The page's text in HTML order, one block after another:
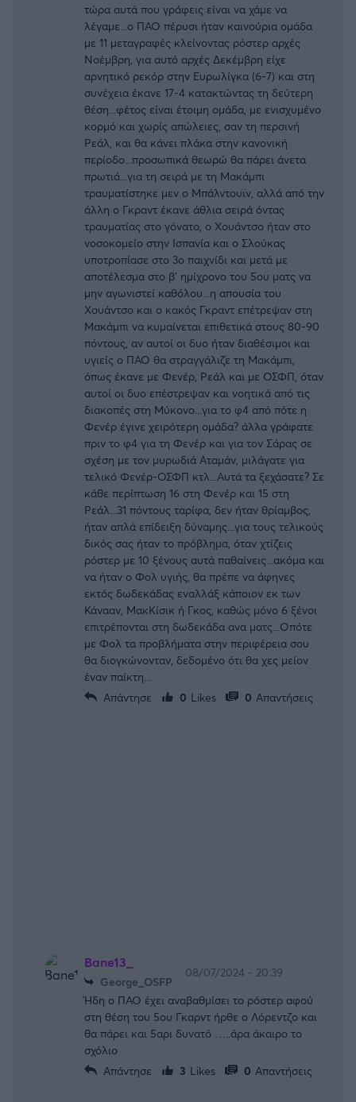
τώρα αυτά που γράφεις είναι να χάμε να
λέγαμε...ο ΠΑΟ πέρυσι ήταν καινούρια ομάδα
με 11 μεταγραφές κλείνοντας ρόστερ αρχές
Νοέμβρη, για αυτό αρχές Δεκέμβρη είχε
αρνητικό ρεκόρ στην Ευρωλίγκα (6-7) και στη
συνέχεια έκανε 17-4 κατακτώντας τη δεύτερη
θέση...φέτος είναι έτοιμη ομάδα, με ενισχυμένο
κορμό και χωρίς απώλειες, σαν τη περσινή
Ρεάλ, και θα κάνει πλάκα στην κανονική
περίοδο...προσωπικά θεωρώ θα πάρει άνετα
πρωτιά...για τη σειρά με τη Μακάμπι
τραυματίστηκε μεν ο Μπάλντουϊν, αλλά από την
άλλη ο Γκραντ έκανε άθλια σειρά όντας
τραυματίας στο γόνατο, ο Χουάντσο ήταν στο
νοσοκομείο στην Ισπανία και ο Σλούκας
υποτροπίασε στο 3ο παιχνίδι και μετά με
αποτέλεσμα στο β' ημίχρονο του 5ου ματς να
μην αγωνιστεί καθόλου...η απουσία του
Χουάντσο και ο κακός Γκραντ επέτρεψαν στη
Μακάμπι να κυμαίνεται επιθετικά στους 80-90
πόντους, αν αυτοί οι δυο ήταν διαθέσιμοι και
υγιείς ο ΠΑΟ θα στραγγάλιζε τη Μακάμπι,
όπως έκανε με Φενέρ, Ρεάλ και με ΟΣΦΠ, όταν
αυτοί οι δυο επέστρεψαν και νοητικά από τις
διακοπές στη Μύκονο...για το φ4 από πότε η
Φενέρ έγινε χειρότερη ομάδα? άλλα γράφατε
πριν το φ4 για τη Φενέρ και για τον Σάρας σε
σχέση με τον μυρωδιά Αταμάν, μιλάγατε για
τελικό Φενέρ-ΟΣΦΠ κτλ...Αυτά τα ξεχάσατε? Σε
κάθε περίπτωση 16 στη Φενέρ και 15 στη
Ρεάλ...31 πόντους ταρίφα, δεν ήταν θρίαμβος,
ήταν απλά επίδειξη δύναμης...για τους τελικούς
δικός σας ήταν το πρόβλημα, όταν χτίζεις
ρόστερ με 10 ξένους αυτά παθαίνεις...ακόμα και
να ήταν ο Φολ υγιής, θα πρέπε να άφηνες
εκτός δωδεκάδας εναλλάξ κάποιον εκ των
Κάνααν, ΜακΚίσικ ή Γκος, καθώς μόνο 6 ξένοι
επιτρέπονται στη δωδεκάδα ανα ματς...Οπότε
με Φολ τα προβλήματα στην περιφέρεια σου
θα διογκώνονταν, δεδομένο ότι θα χες μείον
έναν παίκτη...
Απάντησε
0 Likes 0 Απαντήσεις
Bane13_
George_OSFP
08/07/2024 - 20:39
Ήδη ο ΠΑΟ έχει αναβαθμίσει το ρόστερ αφού
στη θέση του 5ου Γκαρντ ήρθε ο Λόρεντζο και
θα πάρει και 5αρι δυνατό …..άρα άκαιρο το
σχόλιο
Απάντησε
3 Likes 0 Απαντήσεις